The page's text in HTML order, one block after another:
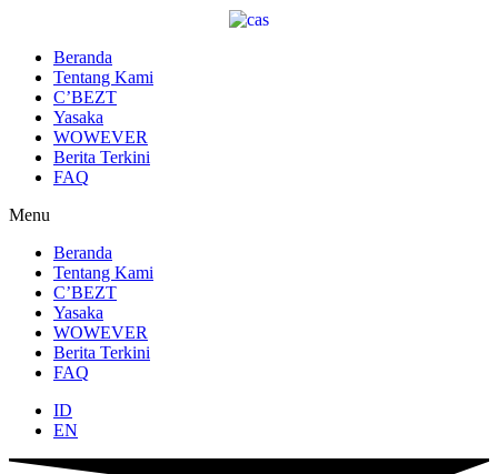
kontenBeranda
Tentang Kami
C’BEZT
Yasaka
WOWEVER
Berita Terkini
FAQ
Menu
Beranda
Tentang Kami
C’BEZT
Yasaka
WOWEVER
Berita Terkini
FAQ
ID
EN